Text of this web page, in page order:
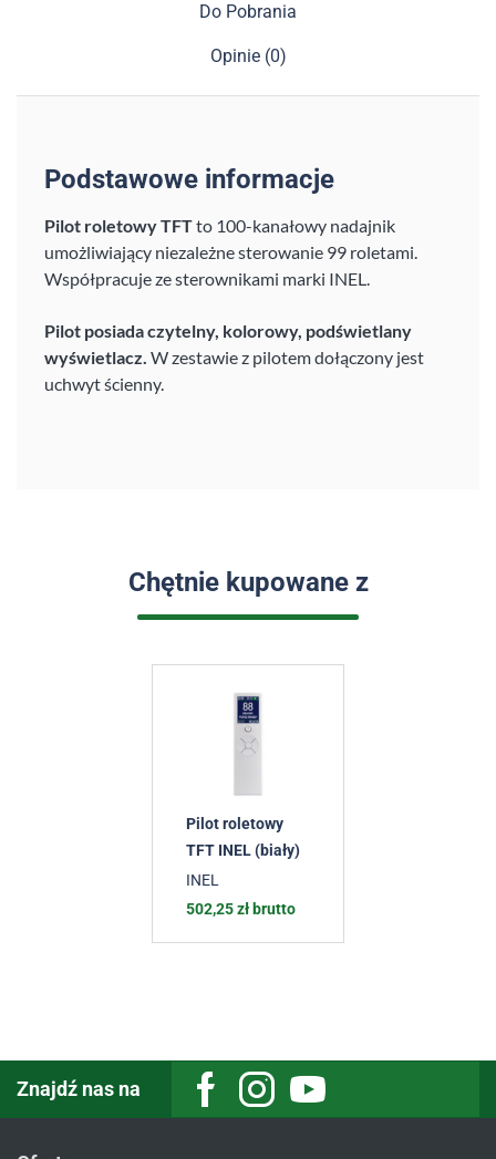
Do Pobrania
Opinie (0)
Podstawowe informacje
Pilot roletowy TFTto 100-kanałowy nadajnik
umożliwiający niezależne sterowanie 99 roletami.
Współpracuje ze sterownikami marki INEL.
Pilot posiada czytelny, kolorowy, podświetlany
wyświetlacz. W zestawie z pilotem dołączony jest
uchwyt ścienny.
Chętnie kupowane z
Pilot roletowy
TFT INEL (biały)
INEL
502,25zł brutto
Znajdź nas na